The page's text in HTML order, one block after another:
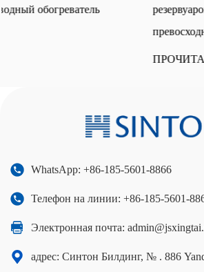
резервуаров, фланцевые нагреватели
WhatsApp: +86-185-5601-8866
Телефон на линии: +86-185-5601-
Электронная почта:
адрес: Синтон Билдинг, № . 886